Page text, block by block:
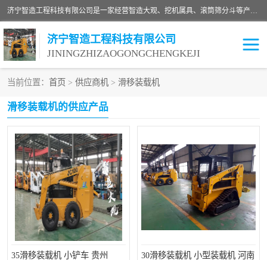
济宁智造工程科技有限公司是一家经营智造大观、挖机属具、滚筒筛分斗等产品的滑移装载机厂家。济宁智造工程科技有限公司奉行以质量赢得用户，诚信为本，互利共赢的宗旨，依靠雄厚的技术力量，科学的管理制度，先进的加工检测设备，始终坚持以客户为中心，免费咨询！
济宁智造工程科技有限公司
JININGZHIZAOGONGCHENGKEJI
当前位置： 首页 > 供应商机 > 滑移装载机
滑移装载机的供应产品
35滑移装载机 小铲车 贵州 30滑移装载机 小型装载机 河南
振动夯
铣挖机
滚筒筛分斗 粉碎钳
液压剪 土壤修复
铣刨机
伐木机 破碎机